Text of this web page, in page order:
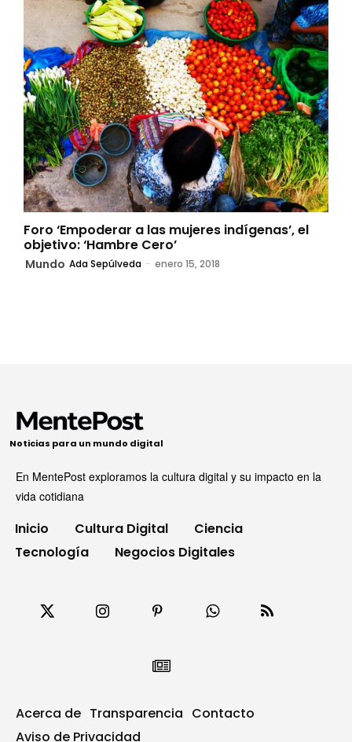
Foro ‘Empoderar a las mujeres indígenas’, el
objetivo: ‘Hambre Cero’
Mundo Ada Sepúlveda - enero 15, 2018
Noticias para un mundo digital
En MentePost exploramos la cultura digital y su impacto en la
vida cotidiana
Inicio Cultura Digital
Ciencia
Tecnología
Negocios Digitales
Acerca de Transparencia Contacto
Aviso de Privacidad